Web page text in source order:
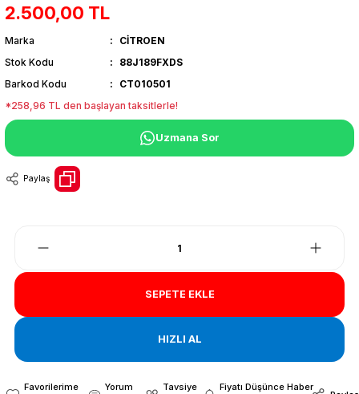
2.500,00 TL
Marka
CİTROEN
Stok Kodu
88J189FXDS
Barkod Kodu
CT010501
*258,96 TL den başlayan taksitlerle!
Uzmana Sor
Paylaş
SEPETE EKLE
HIZLI AL
Yorum
Tavsiye
Fiyatı Düşünce Haber